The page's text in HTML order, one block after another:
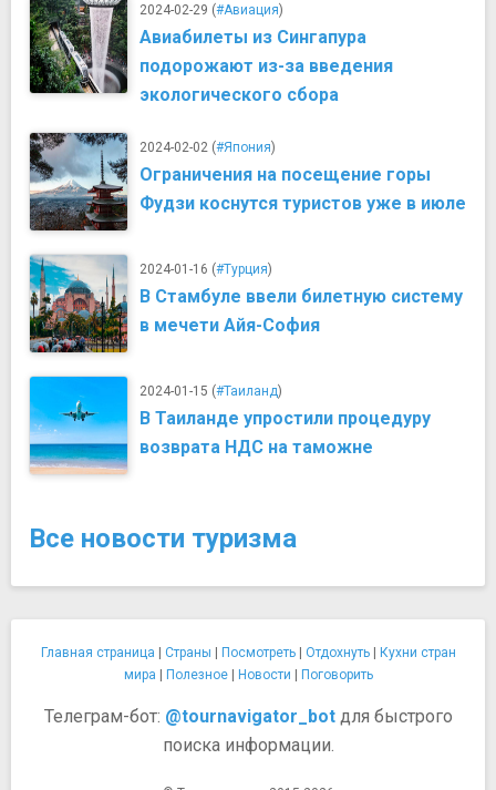
2024-02-29 (#Авиация)
Авиабилеты из Сингапура
подорожают из-за введения
экологического сбора
2024-02-02 (#Япония)
Ограничения на посещение горы
Фудзи коснутся туристов уже в июле
2024-01-16 (#Турция)
В Стамбуле ввели билетную систему
в мечети Айя-София
2024-01-15 (#Таиланд)
В Таиланде упростили процедуру
возврата НДС на таможне
Все новости туризма
Главная страница Страны Посмотреть| Отдохнуть|
Кухни стран
мира
Полезное| Новости Поговорить
Телеграм-бот: @tournavigator_botдля быстрого
поиска информации.